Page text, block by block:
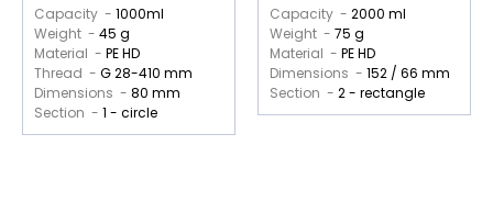
Capacity - 1000ml
Weight - 45 g
Material - PE HD
Thread - G 28-410 mm
Dimensions - 80 mm
Section - 1 - circle
Capacity - 2000 ml
Weight - 75 g
Material - PE HD
Dimensions - 152 / 66 mm
Section - 2 - rectangle